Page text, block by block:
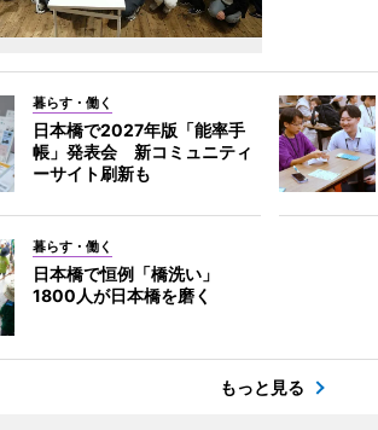
暮らす・働く
日本橋で2027年版「能率手
帳」発表会 新コミュニティ
ーサイト刷新も
暮らす・働く
日本橋で恒例「橋洗い」
1800人が日本橋を磨く
もっと見る